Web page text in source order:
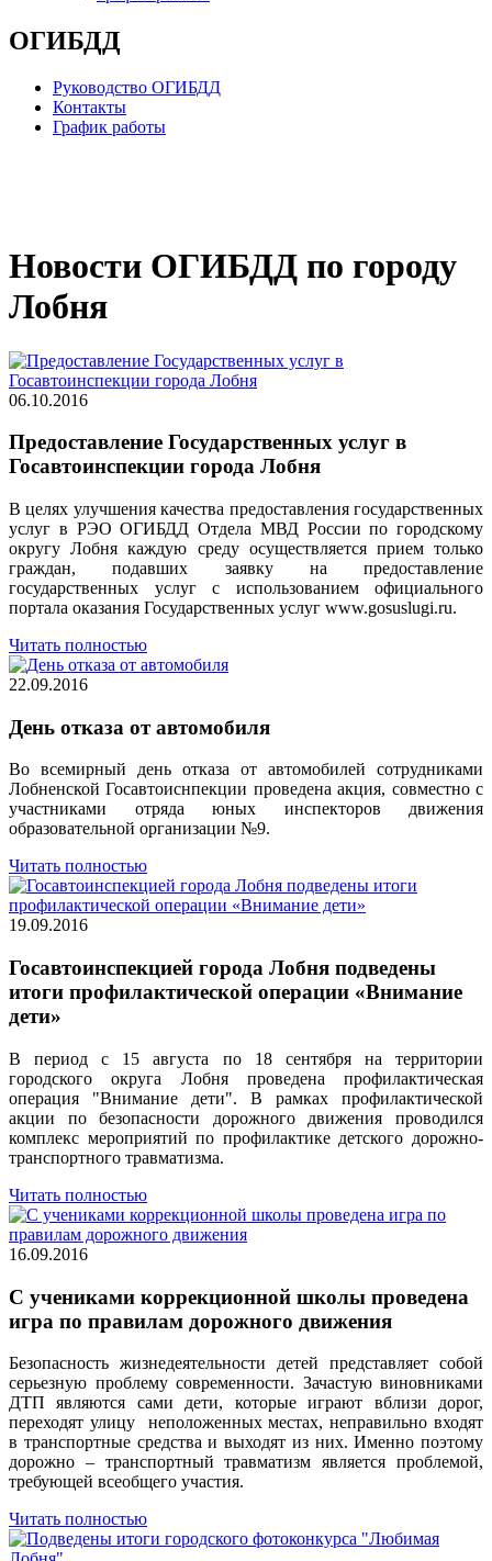
ОГИБДД
Руководство ОГИБДД
Контакты
График работы
Новости ОГИБДД по городу
Лобня
06.10.2016
Предоставление Государственных услуг в
Госавтоинспекции города Лобня
В целях улучшения качества предоставления государственных
услуг в РЭО ОГИБДД Отдела МВД России по городскому
округу Лобня каждую среду осуществляется прием только
граждан, подавших заявку на предоставление
государственных услуг с использованием официального
портала оказания Государственных услуг www.gosuslugi.ru.
Читать полностью
22.09.2016
День отказа от автомобиля
Во всемирный день отказа от автомобилей сотрудниками
Лобненской Госавтоиснпекции проведена акция, совместно с
участниками отряда юных инспекторов движения
образовательной организации №9.
Читать полностью
19.09.2016
Госавтоинспекцией города Лобня подведены
итоги профилактической операции «Внимание
дети»
В период с 15 августа по 18 сентября на территории
городского округа Лобня проведена профилактическая
операция "Внимание дети". В рамках профилактической
акции по безопасности дорожного движения проводился
комплекс мероприятий по профилактике детского дорожно-
транспортного травматизма.
Читать полностью
16.09.2016
С учениками коррекционной школы проведена
игра по правилам дорожного движения
Безопасность жизнедеятельности детей представляет собой
серьезную проблему современности. Зачастую виновниками
ДТП являются сами дети, которые играют вблизи дорог,
переходят улицу неположенных местах, неправильно входят
в транспортные средства и выходят из них. Именно поэтому
дорожно – транспортный травматизм является проблемой,
требующей всеобщего участия.
Читать полностью